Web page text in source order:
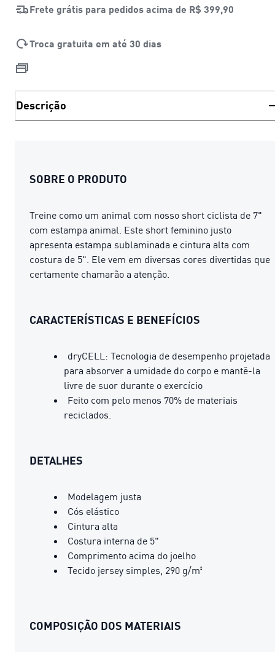
Frete grátis para pedidos acima de R$ 399,90
Troca gratuita em até 30 dias
Descrição
SOBRE O PRODUTO
Treine como um animal com nosso short ciclista de 7"
com estampa animal. Este short feminino justo
apresenta estampa sublaminada e cintura alta com
costura de 5". Ele vem em diversas cores divertidas que
certamente chamarão a atenção.
CARACTERÍSTICAS E BENEFÍCIOS
dryCELL: Tecnologia de desempenho projetada
para absorver a umidade do corpo e mantê-la
livre de suor durante o exercício
Feito com pelo menos 70% de materiais
reciclados.
DETALHES
Modelagem justa
Cós elástico
Cintura alta
Costura interna de 5"
Comprimento acima do joelho
Tecido jersey simples, 290 g/m²
COMPOSIÇÃO DOS MATERIAIS